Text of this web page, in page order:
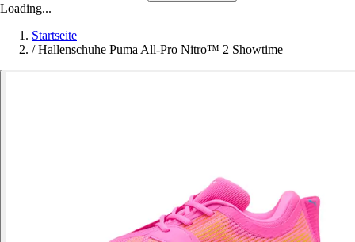
Loading...
Startseite
/ Hallenschuhe Puma All-Pro Nitro™ 2 Showtime